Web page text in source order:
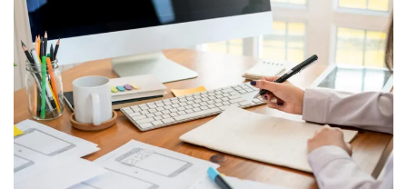
p
r
e
s
a
c
o
u
s
a
b
Google ADS
Criação de Loja Virtual
SEO (Ranking no Google)
Videos Animados